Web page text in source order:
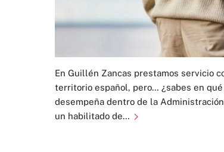
En Guillén Zancas prestamos servicio
territorio español, pero… ¿sabes en
desempeña dentro de la
un habilitado de…